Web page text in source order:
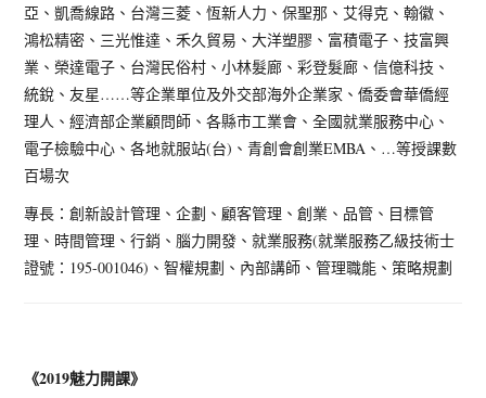
亞、凱喬線路、台灣三菱、恆新人力、保聖那、艾得克、翰徽、
鴻松精密、三光惟達、禾久貿易、大洋塑膠、富積電子、技富興
業、榮達電子、台灣民俗村、小林髮廊、彩登髮廊、信億科技、
統銳、友星……等企業單位及外交部海外企業家、僑委會華僑經
理人、經濟部企業顧問師、各縣市工業會、全國就業服務中心、
電子檢驗中心、各地就服站(台)、青創會創業EMBA、…等授課數
百場次
專長：創新設計管理、企劃、顧客管理、創業、品管、目標管
理、時間管理、行銷、腦力開發、就業服務(就業服務乙級技術士
證號：195-001046)、智權規劃、內部講師、管理職能、策略規劃
《2019魅力開課》